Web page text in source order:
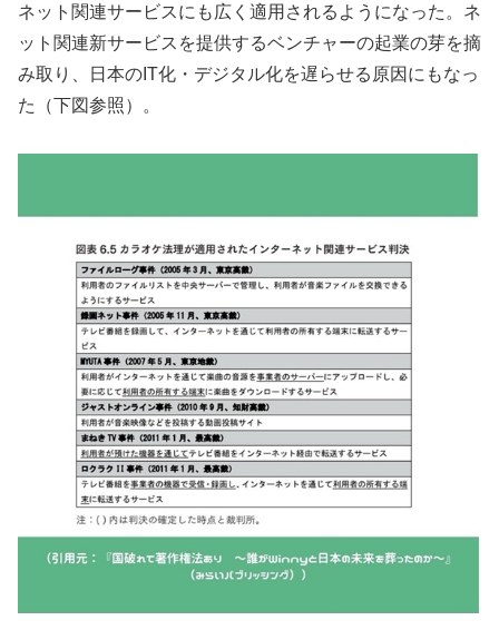
ネット関連サービスにも広く適用されるようになった。ネ
ット関連新サービスを提供するベンチャーの起業の芽を摘
み取り、日本のIT化・デジタル化を遅らせる原因にもなっ
た（下図参照）。